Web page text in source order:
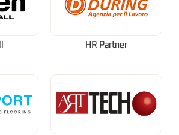
HR Partner